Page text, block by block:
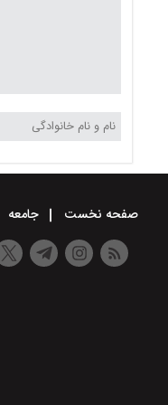
صفحه نخست جامعه